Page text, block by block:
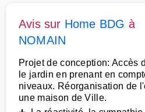
Avis sur Home BDG à
NOMAIN
Projet de conception: Accès
le jardin en prenant en
niveaux. Réorganisation de
une maison de Ville.